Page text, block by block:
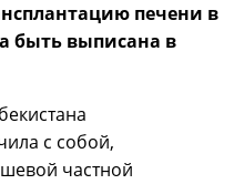
печени в
быть выписана в
с собой,
частной